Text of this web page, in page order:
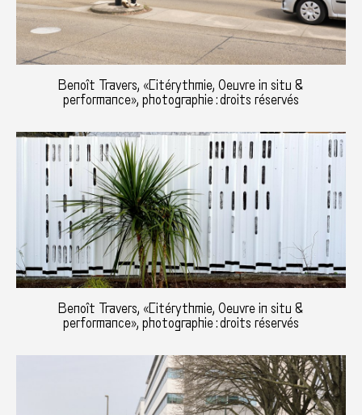
Benoît Travers, «Citérythmie, Oeuvre in situ &
performance», photographie : droits réservés
Benoît Travers, «Citérythmie, Oeuvre in situ &
performance», photographie : droits réservés